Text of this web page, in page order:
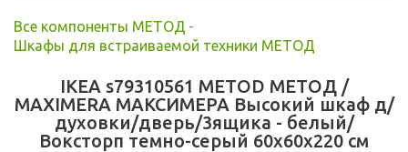
Все компоненты МЕТОД -
Шкафы для встраиваемой техники МЕТОД
IKEA s79310561 METOD МЕТОД /
MAXIMERA МАКСИМЕРА Высокий шкаф д/
духовки/дверь/3ящика - белый/
Воксторп темно-серый 60x60x220 см